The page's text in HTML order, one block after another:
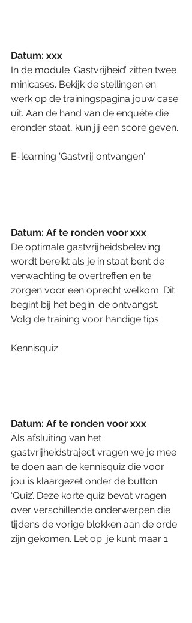
Datum: xxx
In de module ‘Gastvrijheid’ zitten twee
minicases. Bekijk de stellingen en
werk op de trainingspagina jouw case
uit. Aan de hand van de enquête die
eronder staat, kun jij een score geven.
E-learning 'Gastvrij ontvangen'
Datum: Af te ronden voor xxx
De optimale gastvrijheidsbeleving
wordt bereikt als je in staat bent de
verwachting te overtreffen en te
zorgen voor een oprecht welkom. Dit
begint bij het begin: de ontvangst.
Volg de training voor handige tips.
Kennisquiz
Datum: Af te ronden voor xxx
Als afsluiting van het
gastvrijheidstraject vragen we je mee
te doen aan de kennisquiz die voor
jou is klaargezet onder de button
‘Quiz’. Deze korte quiz bevat vragen
over verschillende onderwerpen die
tijdens de vorige blokken aan de orde
zijn gekomen. Let op: je kunt maar 1